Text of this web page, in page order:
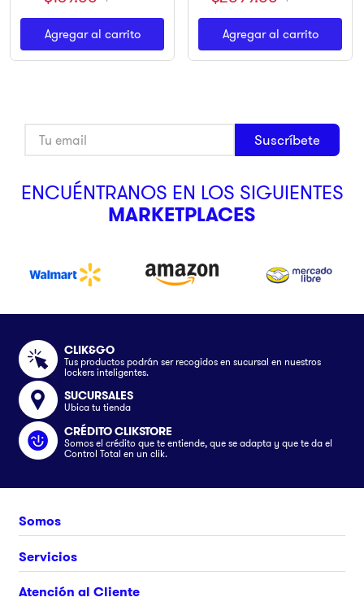
Agregar al carrito Agregar al carrito
Suscríbete
ENCUÉNTRANOS EN LOS SIGUIENTES
MARKETPLACES
CLIK&GO
Tus productos podrán ser recogidos en sucursal en nuestros
lockers inteligentes.
SUCURSALES
Ubica tu tienda
CRÉDITO CLIKSTORE
Somos el crédito que te entiende, que se adapta y que te da el
Control Total en un clik.
Somos
Nosotros
Únete al equipo
Servicios
Crédito Clikstore
Atención al Cliente